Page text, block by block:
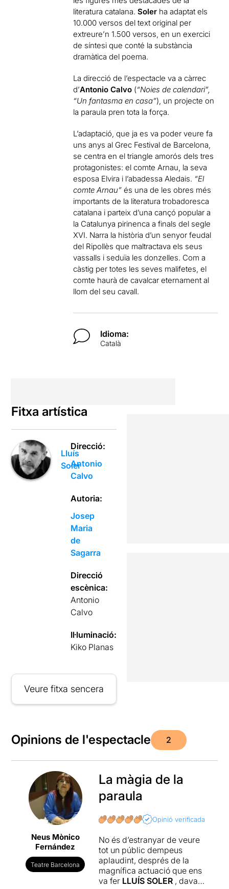
literatura catalana.Soler ha adaptat els
10.000 versos del text original per
extreure’n 1.500 versos, en un exercici
de síntesi que conté la substància
dramàtica del poema.
La direcció de l’espectacle va a càrrec
d’Antonio Calvo (“Noies de calendari”,
“Un fantasma en casa”), un projecte on
la paraula pren tota la força.
L’adaptació, que ja es va poder veure fa
uns anys al Grec Festival de Barcelona,
se centra en el triangle amorós dels tres
protagonistes: el comte Arnau, la seva
esposa Elvira i l’abadessa Aledais. “El
comte Arnau” és una de les obres més
importants de la literatura trobadoresca
catalana i parteix d’una cançó popular a
la Catalunya pirinenca a finals del segle
XVI. Narra la història d’un senyor feudal
del Ripollès que maltractava els seus
vassalls i seduïa les donzelles. Com a
càstig per totes les seves malifetes, el
comte haurà de cavalcar eternament al
llom del seu cavall.
Idioma:
Català
Fitxa artística
Lluís
Soler
Direcció:
Antonio
Calvo
Autoria:
Josep
Maria
de
Sagarra
Direcció
escènica:
Antonio
Calvo
Il·luminació:
Kiko Planas
Veure fitxa sencera
Opinions de l'espectacle 2
Neus Mònico
Fernández
Teatre Barcelona
La màgia de la
paraula
Opinió verificada
No és d’estranyar de veure
tot un públic dempeus
aplaudint, després de la
magnífica actuació que ens
va ferLLUÍS SOLER , davant